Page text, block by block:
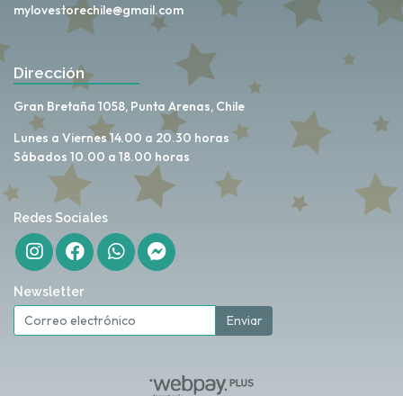
mylovestorechile@gmail.com
Dirección
Gran Bretaña 1058, Punta Arenas, Chile
Lunes a Viernes 14.00 a 20.30 horas
Sábados 10.00 a 18.00 horas
Redes Sociales
Newsletter
Enviar